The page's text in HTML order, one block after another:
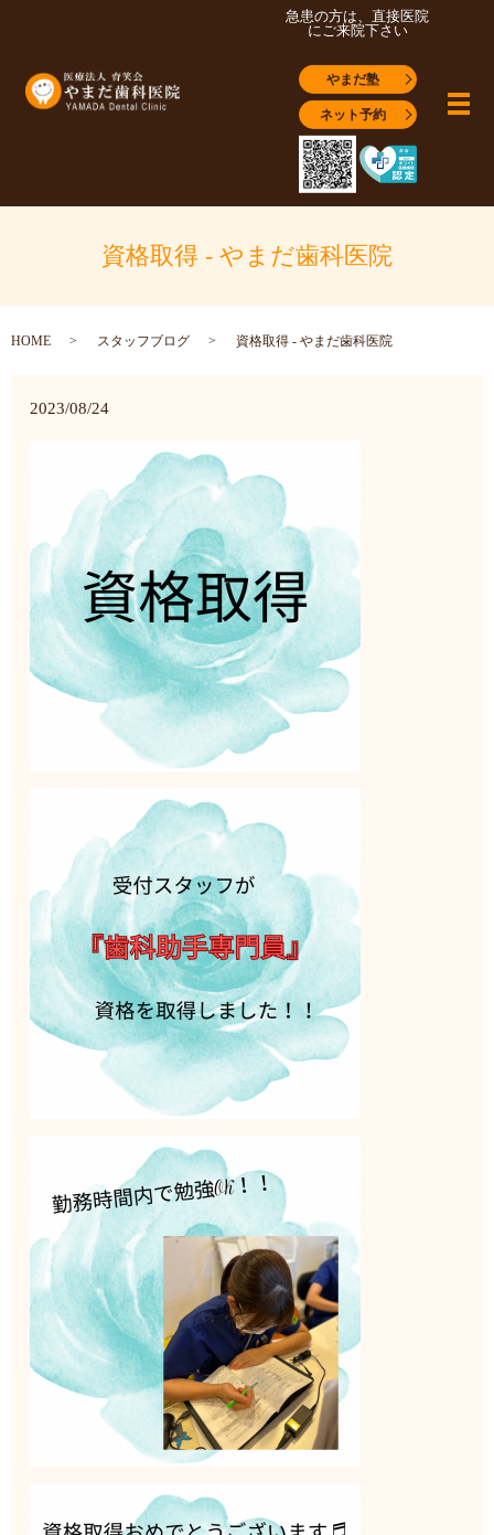
急患の方は、直接医院
にご来院下さい
やまだ塾
ネット予約 メ
資格取得 - やまだ歯科医院
HOME スタッフブログ 資格取得 - やまだ歯科医院
2023/08/24